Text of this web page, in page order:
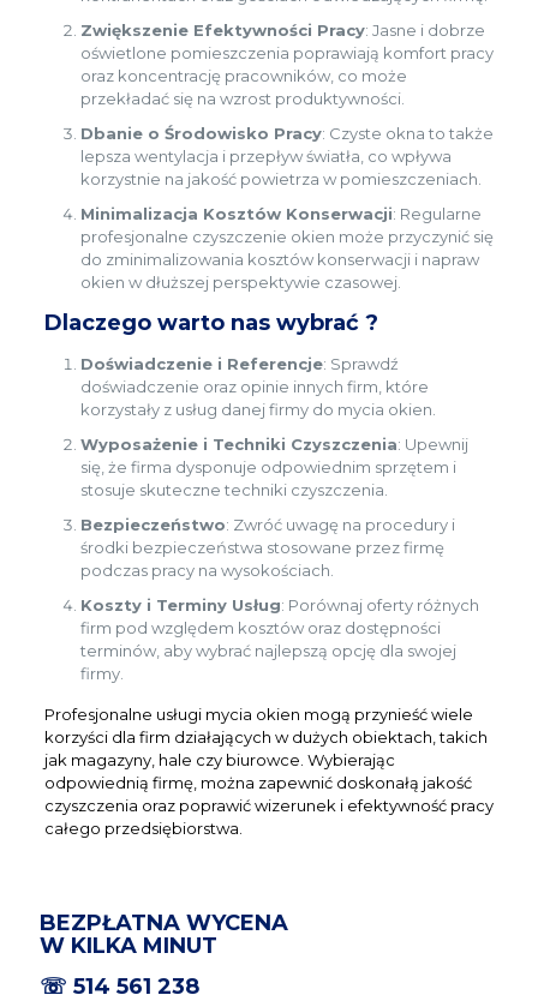
Zwiększenie Efektywności Pracy: Jasne i dobrze
oświetlone pomieszczenia poprawiają komfort pracy
oraz koncentrację pracowników, co może
przekładać się na wzrost produktywności.
Dbanie o Środowisko Pracy: Czyste okna to także
lepsza wentylacja i przepływ światła, co wpływa
korzystnie na jakość powietrza w pomieszczeniach.
Minimalizacja Kosztów Konserwacji: Regularne
profesjonalne czyszczenie okien może przyczynić się
do zminimalizowania kosztów konserwacji i napraw
okien w dłuższej perspektywie czasowej.
Dlaczego warto nas wybrać ?
Doświadczenie i Referencje: Sprawdź
doświadczenie oraz opinie innych firm, które
korzystały z usług danej firmy do mycia okien.
Wyposażenie i Techniki Czyszczenia: Upewnij
się, że firma dysponuje odpowiednim sprzętem i
stosuje skuteczne techniki czyszczenia.
Bezpieczeństwo: Zwróć uwagę na procedury i
środki bezpieczeństwa stosowane przez firmę
podczas pracy na wysokościach.
Koszty i Terminy Usług: Porównaj oferty różnych
firm pod względem kosztów oraz dostępności
terminów, aby wybrać najlepszą opcję dla swojej
firmy.
Profesjonalne usługi mycia okien mogą przynieść wiele
korzyści dla firm działających w dużych obiektach, takich
jak magazyny, hale czy biurowce. Wybierając
odpowiednią firmę, można zapewnić doskonałą jakość
czyszczenia oraz poprawić wizerunek i efektywność pracy
całego przedsiębiorstwa.
BEZPŁATNA WYCENA
W KILKA MINUT
☏ 514 561 238